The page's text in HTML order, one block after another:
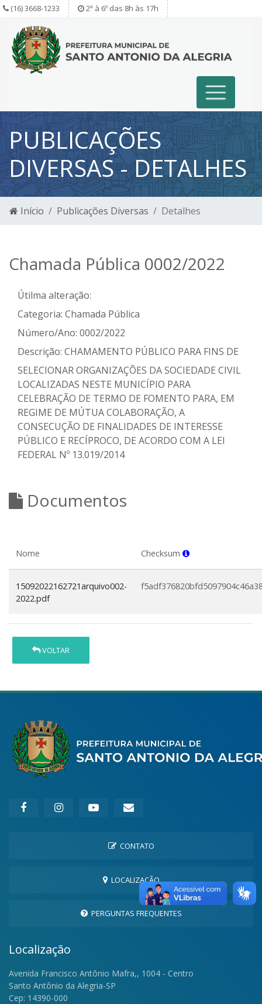
(16) 3668-1233 2ª à 6º das 8h às 17h
PUBLICAÇÕES
DIVERSAS- DETALHES
Início Publicações Diversas Detalhes
Chamada Pública 0002/2022
Útilma alteração:
Categoria: Chamada Pública
Número/Ano: 0002/2022
Descrição: CHAMAMENTO PÚBLICO PARA FINS DE
SELECIONAR ORGANIZAÇÕES DA SOCIEDADE CIVIL
LOCALIZADAS NESTE MUNICÍPIO PARA
CELEBRAÇÃO DE TERMO DE FOMENTO PARA, EM
REGIME DE MÚTUA COLABORAÇÃO, A
CONSECUÇÃO DE FINALIDADES DE INTERESSE
PÚBLICO E RECÍPROCO, DE ACORDO COM A LEI
FEDERAL Nº 13.019/2014
Documentos
Nome Checksum
15092022162721arquivo002-
2022.pdf
VOLTAR
CONTATO
LOCALIZAÇÃO
PERGUNTAS FREQUENTES
Localização
Avenida Francisco Antônio Mafra,, 1004 - Centro
Santo Antônio da Alegria-SP
Cep: 14390-000